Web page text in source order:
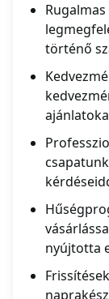
történő
nyújtotta